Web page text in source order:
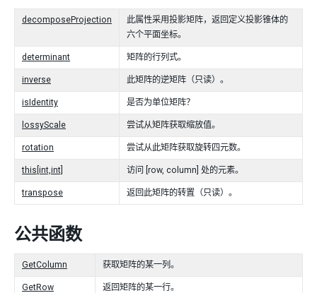
decomposeProjection
此属性采用投影矩阵，返回定义投影锥体的
六个平面坐标。
determinant 矩阵的行列式。
inverse 此矩阵的逆矩阵（只读）。
isIdentity 是否为单位矩阵？
lossyScale 尝试从矩阵获取缩放值。
rotation 尝试从此矩阵获取旋转四元数。
this[int,int] 访问 [row, column] 处的元素。
transpose 返回此矩阵的转置（只读）。
公共函数
GetColumn 获取矩阵的某一列。
GetRow 返回矩阵的某一行。